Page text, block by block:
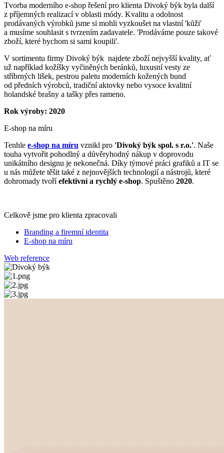
Tvorba moderního e-shop řešení pro klienta Divoký býk byla další
z příjemných realizací v oblasti módy. Kvalitu a odolnost
prodávaných výrobků jsme si mohli vyzkoušet na vlastní 'kůži'
a musíme souhlasit s tvrzením zadavatele. 'Prodáváme pouze takové
zboží, které bychom si sami koupili'.
V sortimentu firmy Divoký býk najdete zboží nejvyšší kvality, ať
už například kožíšky vyčiněných beránků, luxusní vesty ze
stříbrných lišek, pestrou paletu moderních kožených bund
od předních výrobců, tradiční aktovky nebo vysoce kvalitní
holandské brašny a tašky přes rameno.
Rok výroby: 2020
E-shop na míru
Tenhle e-shop na míru vznikl pro 'Divoký býk spol. s r.o.'. Naše
touha vytvořit pohodlný a důvěryhodný nákup v doprovodu
unikátního designu je nekonečná. Díky týmové práci grafiků a IT se
u nás můžete těšit také z nejnovějších technologií a nástrojů, které
dohromady tvoříefektivní a rychlý e-shop. Spuštěno 2020.
Celkově jsme pro klienta zpracovali
Branding a firemní identita
E-shop na míru
Web reference